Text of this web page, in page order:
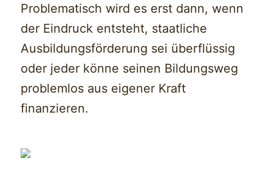
Problematisch wird es erst dann, wenn
der Eindruck entsteht, staatliche
Ausbildungsförderung sei überflüssig
oder jeder könne seinen Bildungsweg
problemlos aus eigener Kraft
finanzieren.